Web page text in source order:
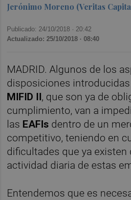
Jerónimo Moreno (Veritas
Publicado: 24/10/2018 · 20:42
Actualizado: 25/10/2018 · 08:40
MADRID. Algunos de los
disposiciones
MIFID II, que son ya de
cumplimiento, van a
las EAFIs dentro de un
competitivo, teniendo en
dificultades que ya existen
actividad diaria de estas
Entendemos que es